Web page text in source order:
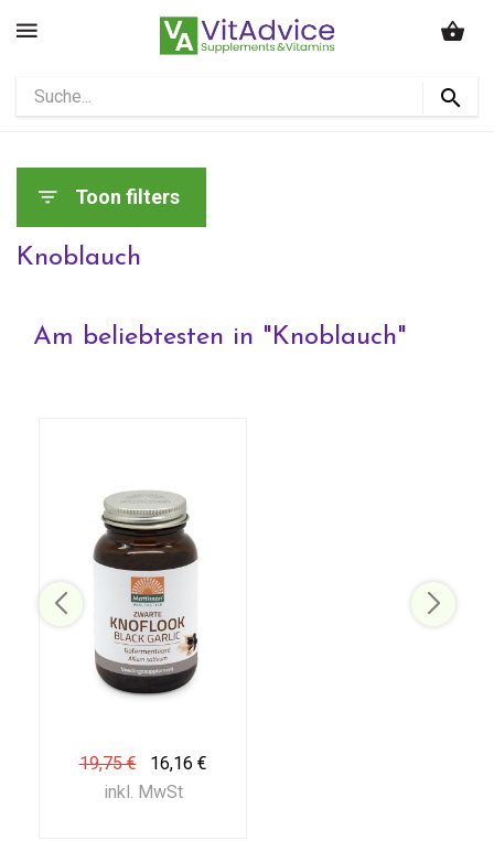
Toon filters
Knoblauch
Am beliebtesten in "Knoblauch"
19,75 €
16,16 €
inkl. MwSt